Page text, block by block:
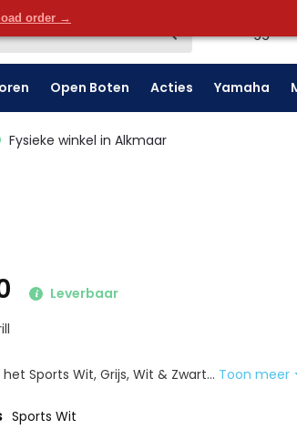
order →
Open Boten Acties Yamaha
Fysieke winkel in Alkmaar
Leverbaar
Sports Wit, Grijs, Wit & Zwart... Toon meer
Sports Wit